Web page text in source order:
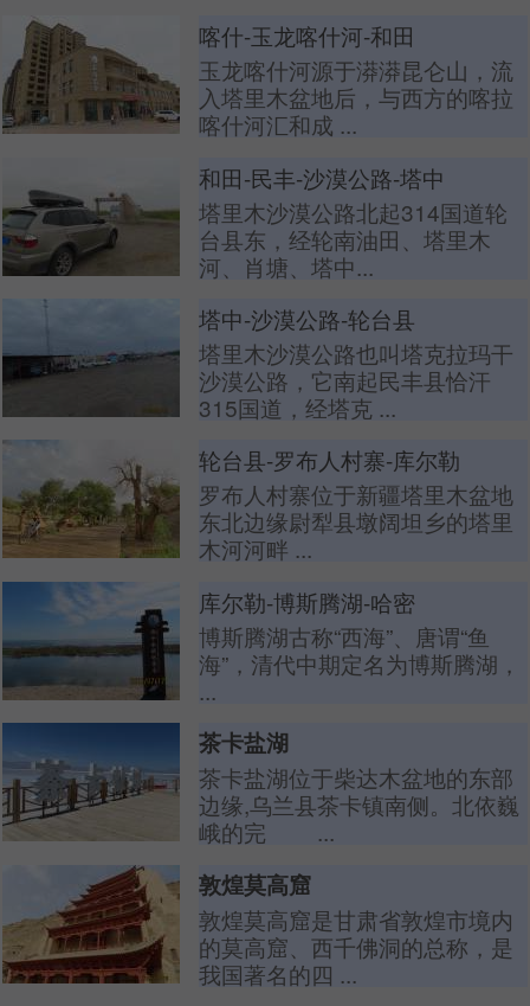
喀什-玉龙喀什河-和田
玉龙喀什河源于漭漭昆仑山，流
入塔里木盆地后，与西方的喀拉
喀什河汇和成 ...
和田-民丰-沙漠公路-塔中
塔里木沙漠公路北起314国道轮
台县东，经轮南油田、塔里木
河、肖塘、塔中...
塔中-沙漠公路-轮台县
塔里木沙漠公路也叫塔克拉玛干
沙漠公路，它南起民丰县恰汗
315国道，经塔克 ...
轮台县-罗布人村寨-库尔勒
罗布人村寨位于新疆塔里木盆地
东北边缘尉犁县墩阔坦乡的塔里
木河河畔 ...
库尔勒-博斯腾湖-哈密
博斯腾湖古称“西海”、唐谓“鱼
海”，清代中期定名为博斯腾湖，
...
茶卡盐湖
茶卡盐湖位于柴达木盆地的东部
边缘,乌兰县茶卡镇南侧。北依巍
峨的完 ...
敦煌莫高窟
敦煌莫高窟是甘肃省敦煌市境内
的莫高窟、西千佛洞的总称，是
我国著名的四 ...